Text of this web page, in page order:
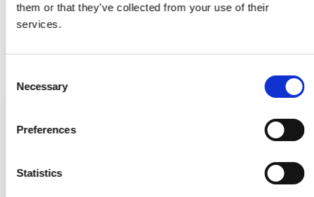
them or that they’ve collected from your use of their
services.
Necessary
Preferences
Statistics
långskylt med Cylindervred - Polerad mässing utan lack - Modell